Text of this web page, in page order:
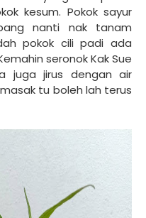
kesum. Pokok sayur
nanti nak tanam
pokok cili padi ada
seronok Kak Sue
juga jirus dengan air
tu boleh lah terus